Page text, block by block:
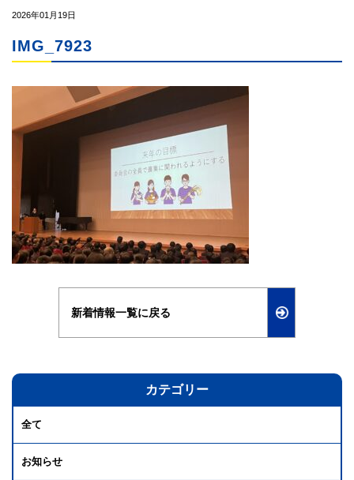
2026年01月19日
IMG_7923
新着情報一覧に戻る
カテゴリー
全て
お知らせ